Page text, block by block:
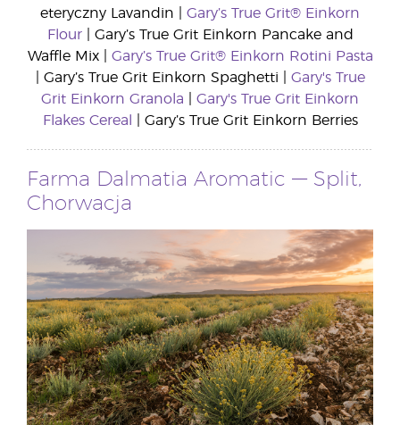
eteryczny Lavandin | Gary’s True Grit® Einkorn
Flour| Gary’s True Grit Einkorn Pancake and
Waffle Mix | Gary’s True Grit® Einkorn Rotini Pasta
| Gary’s True Grit Einkorn Spaghetti | Gary's True
Grit Einkorn Granola
Gary's True Grit Einkorn
Flakes Cereal
| Gary’s True Grit Einkorn Berries
Farma Dalmatia Aromatic — Split,
Chorwacja